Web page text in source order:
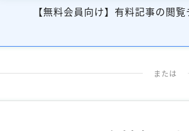
【無料会員向け】有料記事の閲
または